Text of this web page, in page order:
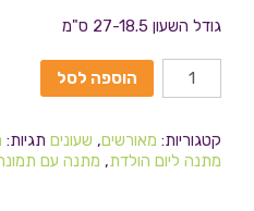
גודל השעון 27-18.5 ס"מ
הוספה לסל
קטגוריות: מאורשים, שעונים תגיות:
מתנה ליום הולדת, מתנה עם